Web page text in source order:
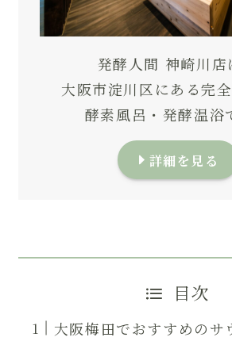
発酵人間 神崎川店
大阪市淀川区にある完
酵素風呂・発酵温浴
詳細を見る
目次
大阪梅田でおすすめのサ